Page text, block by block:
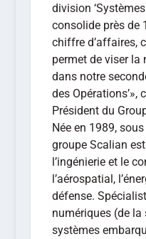
division
consolide près de
chiffre d’affaires,
permet de viser la
dans notre
des Opérations’»,
Président du
Née en 1989,
groupe Scalian
l’ingénierie et le
l’aérospatial,
défense.
numériques (de
systèmes